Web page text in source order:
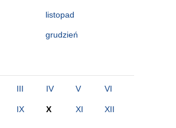
listopad
grudzień
III IV V VI
IX X XI XII